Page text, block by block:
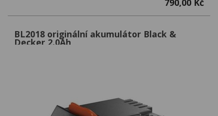
790,00 Kč
BL2018 originální akumulátor Black &
Decker 2.0Ah